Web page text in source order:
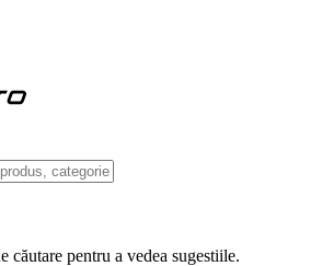
căutare pentru a vedea sugestiile.